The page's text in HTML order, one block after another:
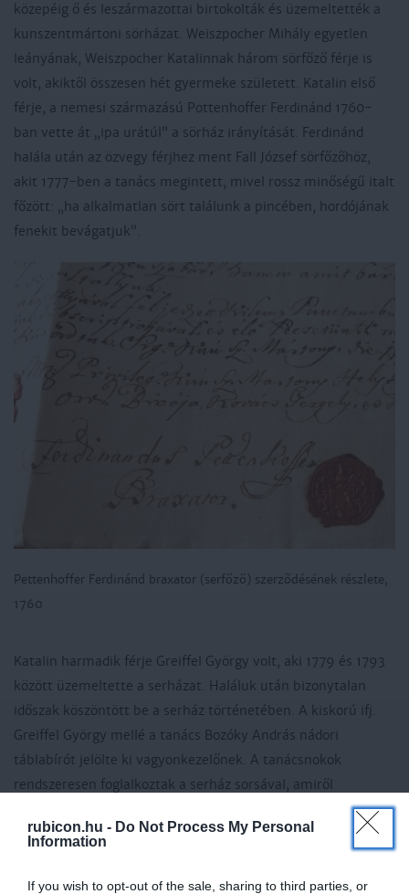
rubicon.hu - Do Not Process My Personal
Information
If you wish to opt-out of the sale, sharing to third parties, or
közepéig ő és leszármazottai birtokolták és üzemeltették a
kunszentmártoni sörházat. Weiszpocher Mihály egyetlen
leányának, Weisz­pocher Katalinnak három sörfőző férje is
volt, akiktől összesen hét gyermeke született. Katalin első
férje, a nemesi származású Pottenhoffer Ferdinánd 1760-
ban vette át „ipa urátúl” a sörház irányítását. Ferdinánd
halála után az özvegy férjhez ment Fall József sörfőzőhöz,
akit 1777-ben a tanács megintett, mivel rossz minőségű italt
főzött: „ha alkalmatlan sört találunk a pincében, hordójának
fenekit bevágatjuk”.
Pettenhoffer Ferdinánd braxator (serfőző) szerződésének részlete,
1760
Katalin harmadik férje Greiffel György volt, aki 1779 és 1793
között üzemeltette a serházat. Haláluk után bizonytalan
időszak köszöntött be a serház történetében. A kiskorú ifj.
Greiffel György mellé a tanács Bozóky András nádori
táblabírót jelölte ki vagyonkezelőnek. A tanácsnokok
rendszeresen foglalkoztak a serház sorsával, amiről
megfelelő bérlő nem jelentkezett a feladatra, a termelés
Az épületeket ekkor 3339 rénusi forintra értékelték, ám a